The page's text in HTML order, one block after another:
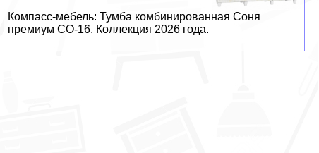
Компасс-мебель: Тумба комбинированная Соня
премиум СО-16. Коллекция 2026 года.